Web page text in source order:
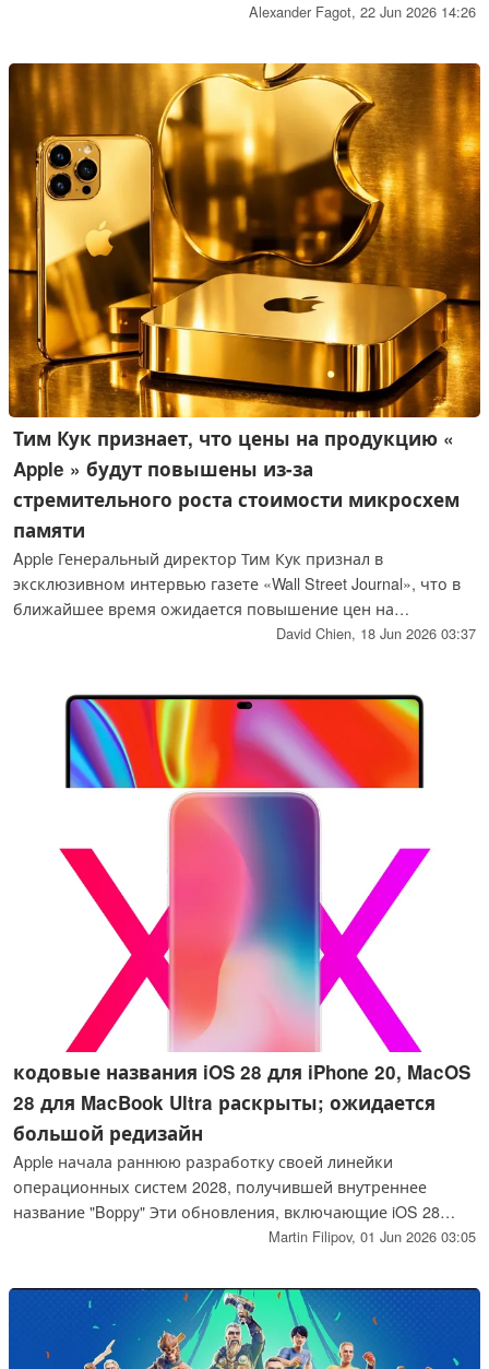
порадуют поклонников « Apple » множеством
Bloomberg Марк Гурман перечислил наиболее значимые
новинки, которые появятся на рынке после летних
каникул, в том числе первые модели, которые, возможно,
будут носить название «Ultra».
Alexander Fagot, 22 Jun 2026 14:26
Тим Кук признает, что цены на продукцию «
Apple » будут повышены из-за
стремительного роста стоимости микросхем
памяти
Apple Генеральный директор Тим Кук признал в
эксклюзивном интервью газете «Wall Street Journal», что в
ближайшее время ожидается повышение цен на
продукцию « Apple » из-за острой нехватки компонентов
спрос на них. Конкретные модели и сроки повышения цен
не были указаны.
David Chien, 18 Jun 2026 03:37
кодовые названия iOS 28 для iPhone 20, MacOS
28 для MacBook Ultra раскрыты; ожидается
большой редизайн
Apple начала раннюю разработку своей линейки
операционных систем 2028, получившей внутреннее
название "Boppy" Эти обновления, включающие iOS 28
(кодовое название "Bell") и macOS 28 (кодовое название
предстоящие релизы "27", специально приуроченные к 20-
летию iPhone.
Martin Filipov, 01 Jun 2026 03:05